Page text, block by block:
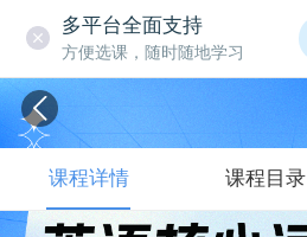
多平台全面支持
方便选课，随时随地学习
课程详情 课程目录